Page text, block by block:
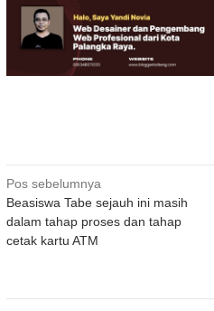
Navigasi
pos
Pos sebelumnya
Beasiswa Tabe sejauh ini masih
dalam tahap proses dan tahap
cetak kartu ATM